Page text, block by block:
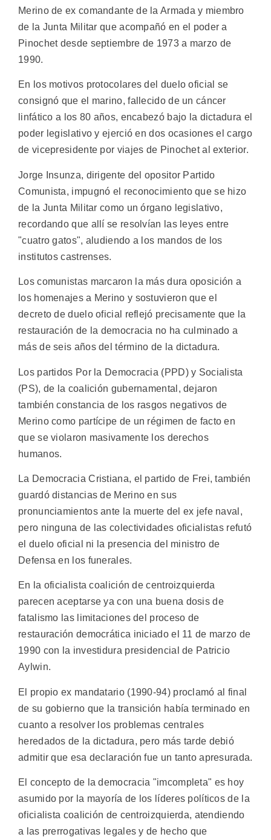
Merino de ex comandante de la Armada y miembro
de la Junta Militar que acompañó en el poder a
Pinochet desde septiembre de 1973 a marzo de
1990.
En los motivos protocolares del duelo oficial se
consignó que el marino, fallecido de un cáncer
linfático a los 80 años, encabezó bajo la dictadura el
poder legislativo y ejerció en dos ocasiones el cargo
de vicepresidente por viajes de Pinochet al exterior.
Jorge Insunza, dirigente del opositor Partido
Comunista, impugnó el reconocimiento que se hizo
de la Junta Militar como un órgano legislativo,
recordando que allí se resolvían las leyes entre
"cuatro gatos", aludiendo a los mandos de los
institutos castrenses.
Los comunistas marcaron la más dura oposición a
los homenajes a Merino y sostuvieron que el
decreto de duelo oficial reflejó precisamente que la
restauración de la democracia no ha culminado a
más de seis años del término de la dictadura.
Los partidos Por la Democracia (PPD) y Socialista
(PS), de la coalición gubernamental, dejaron
también constancia de los rasgos negativos de
Merino como partícipe de un régimen de facto en
que se violaron masivamente los derechos
humanos.
La Democracia Cristiana, el partido de Frei, también
guardó distancias de Merino en sus
pronunciamientos ante la muerte del ex jefe naval,
pero ninguna de las colectividades oficialistas refutó
el duelo oficial ni la presencia del ministro de
Defensa en los funerales.
En la oficialista coalición de centroizquierda
parecen aceptarse ya con una buena dosis de
fatalismo las limitaciones del proceso de
restauración democrática iniciado el 11 de marzo de
1990 con la investidura presidencial de Patricio
Aylwin.
El propio ex mandatario (1990-94) proclamó al final
de su gobierno que la transición había terminado en
cuanto a resolver los problemas centrales
heredados de la dictadura, pero más tarde debió
admitir que esa declaración fue un tanto apresurada.
El concepto de la democracia "imcompleta" es hoy
asumido por la mayoría de los líderes políticos de la
oficialista coalición de centroizquierda, atendiendo
a las prerrogativas legales y de hecho que